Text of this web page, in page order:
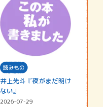
読みもの
井上先斗『夜がまだ明け
ない』
2026-07-29